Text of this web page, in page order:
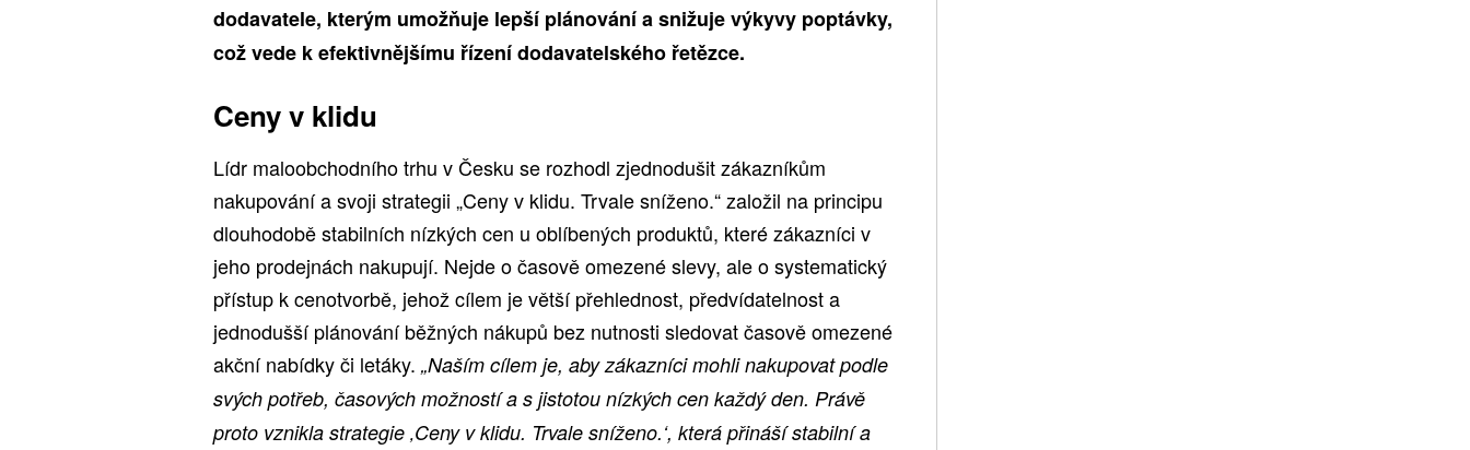
dodavatele, kterým umožňuje lepší plánování a snižuje výkyvy poptávky,
což vede k efektivnějšímu řízení dodavatelského řetězce.
Ceny v klidu
Lídr maloobchodního trhu v Česku se rozhodl zjednodušit zákazníkům
nakupování a svoji strategii „Ceny v klidu. Trvale sníženo.“ založil na principu
dlouhodobě stabilních nízkých cen u oblíbených produktů, které zákazníci v
jeho prodejnách nakupují. Nejde o časově omezené slevy, ale o systematický
přístup k cenotvorbě, jehož cílem je větší přehlednost, předvídatelnost a
jednodušší plánování běžných nákupů bez nutnosti sledovat časově omezené
akční nabídky či letáky. „Naším cílem je, aby zákazníci mohli nakupovat podle
svých potřeb, časových možností a s jistotou nízkých cen každý den. Právě
proto vznikla strategie ‚Ceny v klidu. Trvale sníženo.‘, která přináší stabilní a